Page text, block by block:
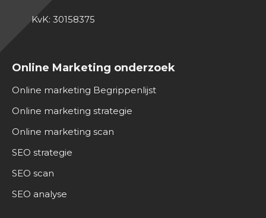
Online Marketing onderzoek
Online marketing Begrippenlijst
Online marketing strategie
Online marketing scan
SEO strategie
SEO scan
SEO analyse
KvK: 30158375